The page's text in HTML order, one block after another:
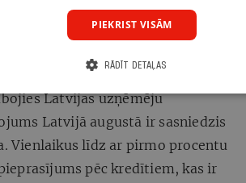
nozare, kas ilgstoši ir
ekonomikas nozarēm.
krīzes šobrīd nav. Pēc vairāku
Latvijas uzņēmēju
Latvijā augustā ir sasniedzis
Vienlaikus līdz ar pirmo procentu
pēc kredītiem, kas ir
PIEKRIST VISĀM
RĀDĪT DETAĻAS